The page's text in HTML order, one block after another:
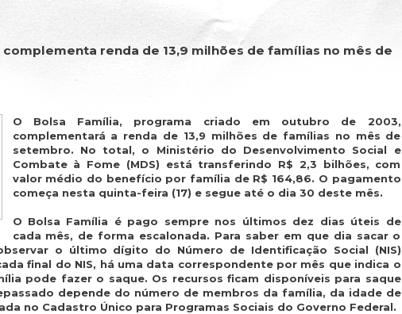
renda de 13,9 milhões de famílias no mês de
O Bolsa Família, programa criado em outubro de 2003,
complementará a renda de 13,9 milhões de famílias no mês de
setembro. No total, o Ministério do Desenvolvimento Social e
Combate à Fome (MDS) está transferindo R$ 2,3 bilhões, com
valor médio do benefício por família de R$ 164,86. O pagamento
começa nesta quinta-feira (17) e segue até o dia 30 deste mês.
O Bolsa Família é pago sempre nos últimos dez dias úteis de
cada mês, de forma escalonada. Para saber em que dia sacar o
o último dígito do Número de Identificação Social (NIS)
final do NIS, há uma data correspondente por mês que indica o
pode fazer o saque. Os recursos ficam disponíveis para saque
depende do número de membros da família, da idade de
no Cadastro Único para Programas Sociais do Governo Federal.